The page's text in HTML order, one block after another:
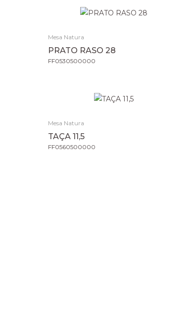
Mesa Natura
PRATO RASO 28
FF0530500000
Mesa Natura
TAÇA 11,5
FF0560500000